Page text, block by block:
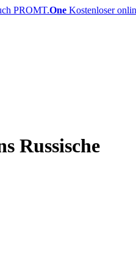
PROMT.One Kostenloser
Russische